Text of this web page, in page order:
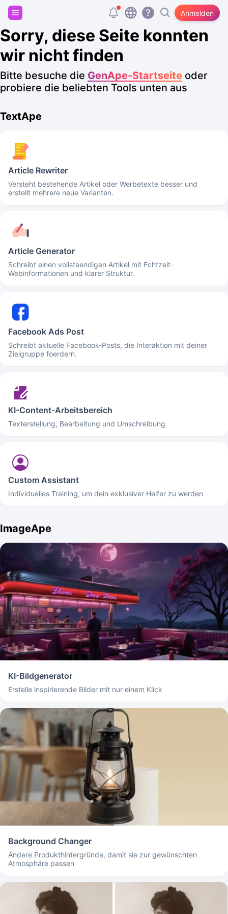
Anmelden
Registriere dich und erhalte 20.000 kostenlose
Tokens!
Sorry, diese Seite konnten
wir nicht finden
Bitte besuche die GenApe-Startseite oder
probiere die beliebten Tools unten aus
TextApe
Article Rewriter
Versteht bestehende Artikel oder Werbetexte besser und
erstellt mehrere neue Varianten.
Article Generator
Schreibt einen vollstaendigen Artikel mit Echtzeit-
Webinformationen und klarer Struktur.
Facebook Ads Post
Schreibt aktuelle Facebook-Posts, die Interaktion mit deiner
Zielgruppe foerdern.
KI-Content-Arbeitsbereich
Texterstellung, Bearbeitung und Umschreibung
Custom Assistant
Individuelles Training, um dein exklusiver Helfer zu werden
ImageApe
KI-Bildgenerator
Erstelle inspirierende Bilder mit nur einem Klick
Background Changer
Ändere Produkthintergründe, damit sie zur gewünschten
Atmosphäre passen